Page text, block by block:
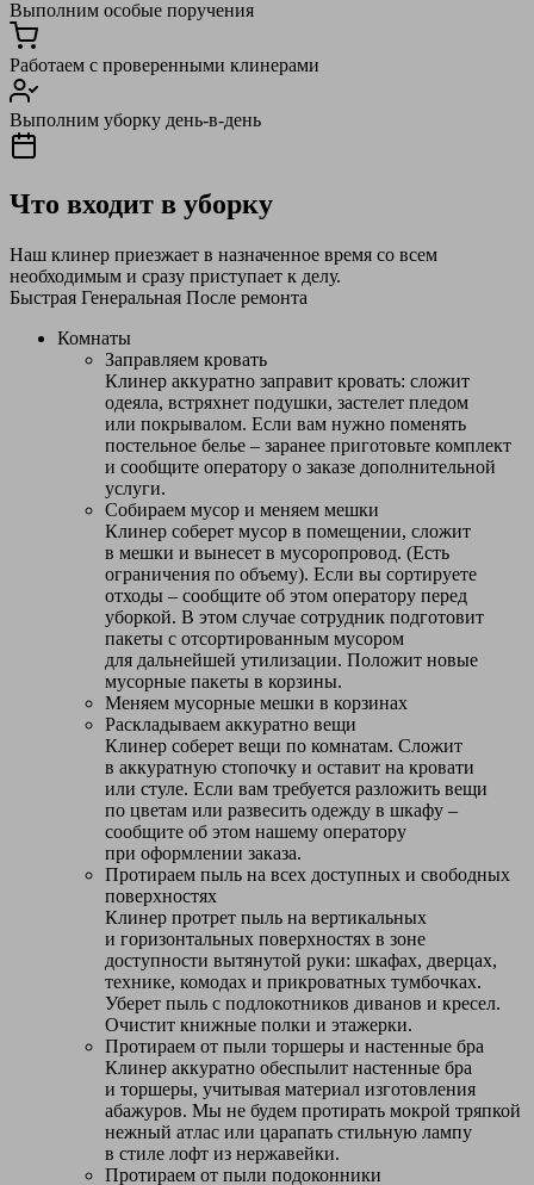
Выполним особые поручения
Работаем с проверенными клинерами
Выполним уборку день-в-день
Что входит в уборку
Наш клинер приезжает в назначенное время со всем
необходимым и сразу приступает к делу.
Быстрая Генеральная После ремонта
Комнаты
Заправляем кровать
Клинер аккуратно заправит кровать: сложит
одеяла, встряхнет подушки, застелет пледом
или покрывалом. Если вам нужно поменять
постельное белье – заранее приготовьте комплект
и сообщите оператору о заказе дополнительной
услуги.
Собираем мусор и меняем мешки
Клинер соберет мусор в помещении, сложит
в мешки и вынесет в мусоропровод. (Есть
ограничения по объему). Если вы сортируете
отходы – сообщите об этом оператору перед
уборкой. В этом случае сотрудник подготовит
пакеты с отсортированным мусором
для дальнейшей утилизации. Положит новые
мусорные пакеты в корзины.
Меняем мусорные мешки в корзинах
Раскладываем аккуратно вещи
Клинер соберет вещи по комнатам. Сложит
в аккуратную стопочку и оставит на кровати
или стуле. Если вам требуется разложить вещи
по цветам или развесить одежду в шкафу –
сообщите об этом нашему оператору
при оформлении заказа.
Протираем пыль на всех доступных и свободных
поверхностях
Клинер протрет пыль на вертикальных
и горизонтальных поверхностях в зоне
доступности вытянутой руки: шкафах, дверцах,
технике, комодах и прикроватных тумбочках.
Уберет пыль с подлокотников диванов и кресел.
Очистит книжные полки и этажерки.
Протираем от пыли торшеры и настенные бра
Клинер аккуратно обеспылит настенные бра
и торшеры, учитывая материал изготовления
абажуров. Мы не будем протирать мокрой тряпкой
нежный атлас или царапать стильную лампу
в стиле лофт из нержавейки.
Протираем от пыли подоконники